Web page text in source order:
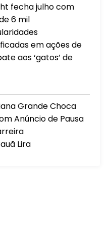
fecha julho com
6 mil
em ações de
aos ‘gatos’ de
Grande Choca
Anúncio de Pausa
Lira